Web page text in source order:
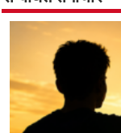
o
k
p
p
r